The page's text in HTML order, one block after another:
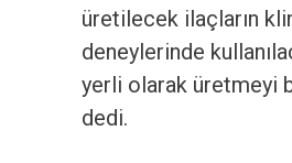
üretilecek ilaçların
deneylerinde
yerli olarak üretmeyi
dedi.